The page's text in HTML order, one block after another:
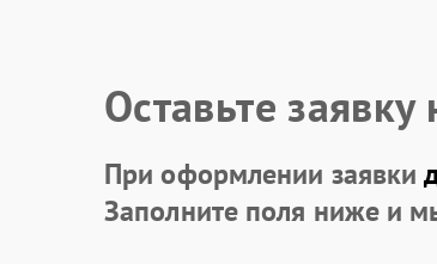
Оставьте
При оформлении заявки
Заполните поля ниже и